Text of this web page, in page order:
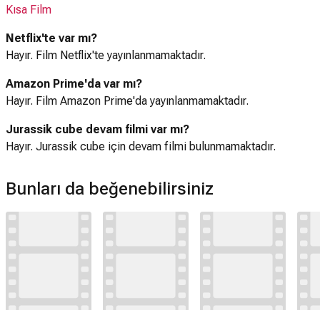
Kısa Film
Netflix'te var mı?
Hayır. Film Netflix'te yayınlanmamaktadır.
Amazon Prime'da var mı?
Hayır. Film Amazon Prime'da yayınlanmamaktadır.
Jurassik cube devam filmi var mı?
Hayır. Jurassik cube için devam filmi bulunmamaktadır.
Bunları da beğenebilirsiniz